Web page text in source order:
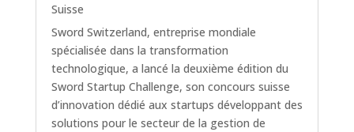
Suisse
Sword Switzerland, entreprise mondiale
spécialisée dans la transformation
technologique, a lancé la deuxième édition du
Sword Startup Challenge, son concours suisse
d’innovation dédié aux startups développant des
solutions pour le secteur de la gestion de